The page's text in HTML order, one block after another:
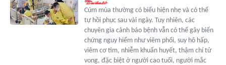
Cúm mùa thường có biểu hiện nhẹ và có thể
tự hồi phục sau vài ngày. Tuy nhiên, các
chuyên gia cảnh báo bệnh vẫn có thể gây biến
chứng nguy hiểm như viêm phổi, suy hô hấp,
viêm cơ tim, nhiễm khuẩn huyết, thậm chí tử
vong, đặc biệt ở người cao tuổi, người mắc